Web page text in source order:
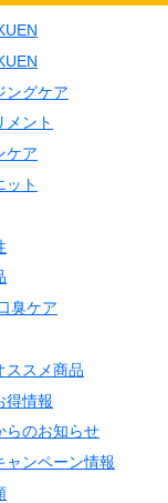
ングケア
メント
ケア
ット
臭ケア
ススメ商品
得情報
らのお知らせ
ャンペーン情報